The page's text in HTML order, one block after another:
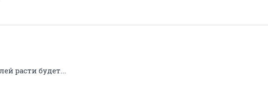
расти будет...